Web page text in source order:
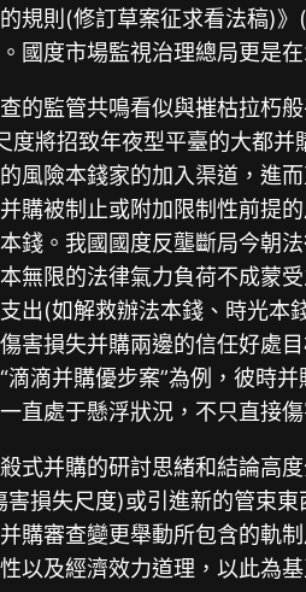
規則(修訂草案征求看法稿)
國度市場監視治理總局更是
的監管共鳴看似與摧枯拉朽
度將招致年夜型平臺的大都
風險本錢家的加入渠道，進
購被制止或附加限制性前提
錢。我國國度反壟斷局今朝
無限的法律氣力負荷不成蒙
出(如解救辦法本錢、時光
害損失并購兩邊的信任好處
滴滴并購優步案”為例，彼時
直處于懸浮狀況，不只直接
式并購的研討思緒和結論高
害損失尺度)或引進新的管束
購審查變更舉動所包含的軌
以及經濟效力道理，以此為